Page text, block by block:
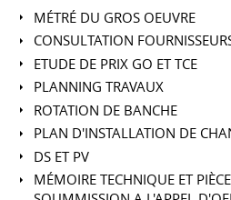
MÉTRÉ DU GROS OEUVRE
CONSULTATION
ETUDE DE PRIX GO ET TCE
PLANNING TRAVAUX
ROTATION DE BANCHE
PLAN D'INSTALLATION DE
DS ET PV
MÉMOIRE TECHNIQUE ET